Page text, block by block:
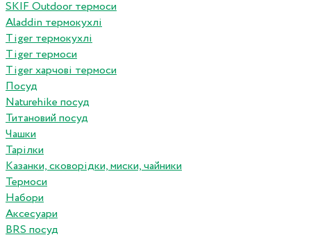
SKIF Outdoor термоси
Aladdin термокухлі
Tiger термокухлі
Tiger термоси
Tiger харчові термоси
Посуд
Naturehike посуд
Титановий посуд
Чашки
Тарілки
Казанки, сковорідки, миски, чайники
Термоси
Набори
Аксесуари
BRS посуд